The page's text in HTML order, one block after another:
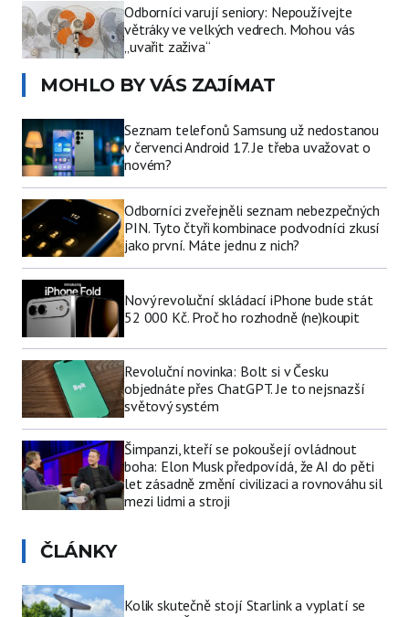
Odborníci varují seniory: Nepoužívejte
větráky ve velkých vedrech. Mohou vás
„uvařit zaživa“
MOHLO BY VÁS ZAJÍMAT
Seznam telefonů Samsung už nedostanou
v červenci Android 17. Je třeba uvažovat o
novém?
Odborníci zveřejněli seznam nebezpečných
PIN. Tyto čtyři kombinace podvodníci zkusí
jako první. Máte jednu z nich?
Nový revoluční skládací iPhone bude stát
52 000 Kč. Proč ho rozhodně (ne)koupit
Revoluční novinka: Bolt si v Česku
objednáte přes ChatGPT. Je to nejsnazší
světový systém
Šimpanzi, kteří se pokoušejí ovládnout
boha: Elon Musk předpovídá, že AI do pěti
let zásadně změní civilizaci a rovnováhu sil
mezi lidmi a stroji
ČLÁNKY
Kolik skutečně stojí Starlink a vyplatí se